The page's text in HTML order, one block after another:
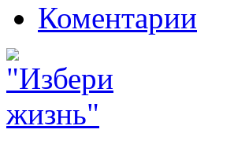
Коментарии